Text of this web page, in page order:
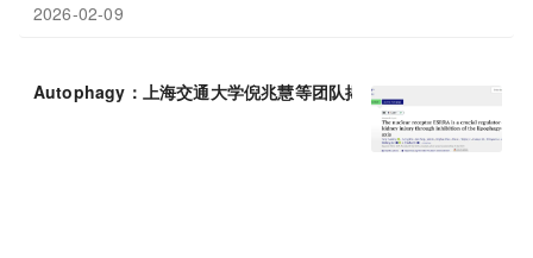
2026-02-09
Autophagy：上海交通大学倪兆慧等团队揭示 肾损伤保护新